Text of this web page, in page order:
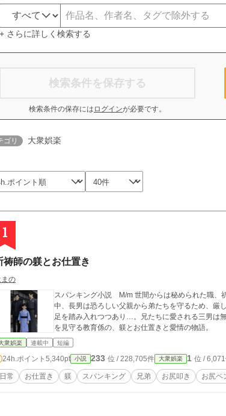
+ さらに詳しく検索する
検索条件を保存する
検索条件の保存には ログインが必要です。
ゴリ 大衆娯楽
1
祷師の躾とお仕置き
の
スパンキング小説 M/m 世間からは秘められた職、祈祷師の家系に生まれた三兄弟。 家柄と規律でがんじがらめな
中、長男は恐ろしい父親から弟たちを守るため、厳
足を踏み入れつつあり…。兄たちに愛される三男は無邪気で天真爛漫！ 閉じられた
を見守る教育係の、躾とお仕置きと愛情の物語。
衆娯楽 連載中 短編
24h.ポイント 5,340pt 小説 233 位 / 228,705件 大衆娯楽 1 位 /
日常 お仕置き 躾 スパンキング 兄弟 お尻叩き お尻ペ